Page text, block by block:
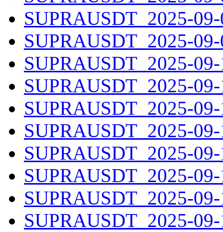
SUPRAUSDT_2025-09-
SUPRAUSDT_2025-09-
SUPRAUSDT_2025-09-
SUPRAUSDT_2025-09-
SUPRAUSDT_2025-09-
SUPRAUSDT_2025-09-
SUPRAUSDT_2025-09-
SUPRAUSDT_2025-09-
SUPRAUSDT_2025-09-
SUPRAUSDT_2025-09-